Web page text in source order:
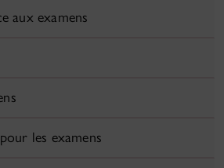
aux examens
les examens